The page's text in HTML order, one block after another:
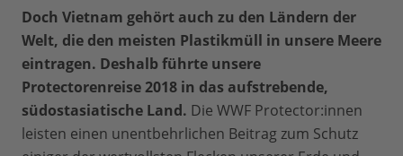
Doch Vietnam gehört auch zu den Ländern der
Welt, die den meisten Plastikmüll in unsere Meere
eintragen. Deshalb führte unsere
Protectorenreise 2018 in das aufstrebende,
südostasiatische Land. Die WWF Protector:innen
leisten einen unentbehrlichen Beitrag zum Schutz